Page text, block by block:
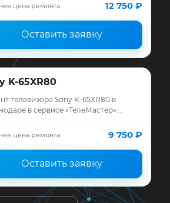
запчасти и гарантия до 12
цена ремонта 12 750 ₽
Оставить заявку
K-65XR80
телевизора Sony K-65XR80 в
в сервисе «ТелеМастер»:
запчасти и гарантия до 12
цена ремонта 9 750 ₽
Оставить заявку